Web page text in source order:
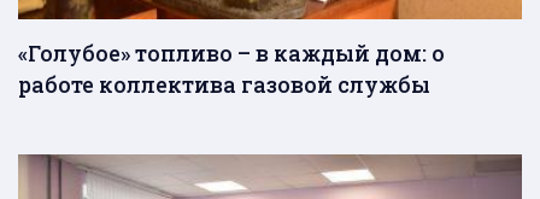
«Голубое» топливо – в каждый дом: о
работе коллектива газовой службы